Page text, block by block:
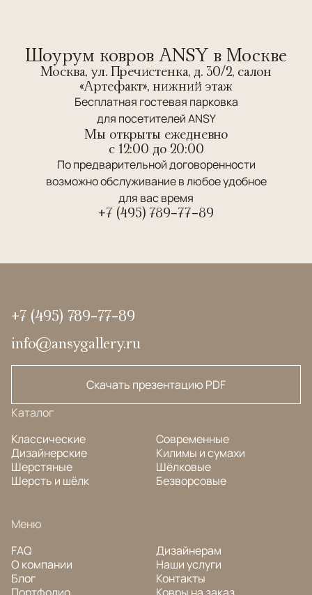
Шоурум ковров ANSY в Москве
Москва, ул. Пречистенка, д. 30/2, салон
«Артефакт», нижний этаж
Бесплатная гостевая парковка
для посетителей ANSY
Мы открыты ежедневно
c 12:00 до 20:00
По предварительной договоренности
возможно обслуживание в любое удобное
для вас время
+7 (495) 789-77-89
+7 (495) 789-77-89
info@ansygallery.ru
Скачать презентацию PDF
Каталог
Классические
Дизайнерские
Шерстяные
Шерсть и шёлк
Современные
Килимы и сумахи
Шёлковые
Безворсовые
Меню
FAQ
О компании
Блог
Дизайнерам
Наши услуги
Контакты